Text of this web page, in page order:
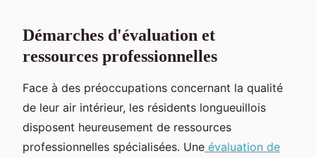
Démarches d'évaluation et
ressources professionnelles
Face à des préoccupations concernant la qualité
de leur air intérieur, les résidents longueuillois
disposent heureusement de ressources
professionnelles spécialisées. Une évaluation de